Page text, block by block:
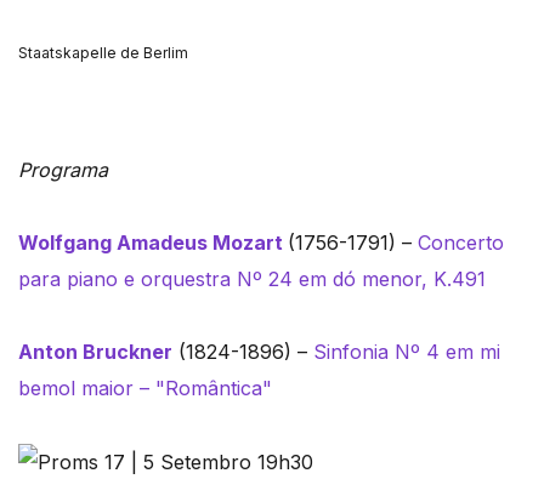
Staatskapelle de Berlim
Programa
Wolfgang Amadeus Mozart (1756-1791) – Concerto
para piano e orquestra Nº 24 em dó menor, K.491
Anton Bruckner (1824-1896) – Sinfonia Nº 4 em mi
bemol maior – "Romântica"